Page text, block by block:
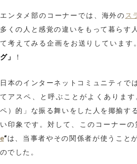
エンタメ部のコーナーでは、海外の ス
多くの人と感覚の違いをもって暮らす
て考えてみる企画をお送りしています
グ」
！
日本のインターネットコミュニティで
てアスペ、と呼ぶことがよくありま
ペ）的」な振る舞いをした人を揶揄す
い印象です。対して、このコーナー
e“は、当事者やその関係者が使うこと
のでした。